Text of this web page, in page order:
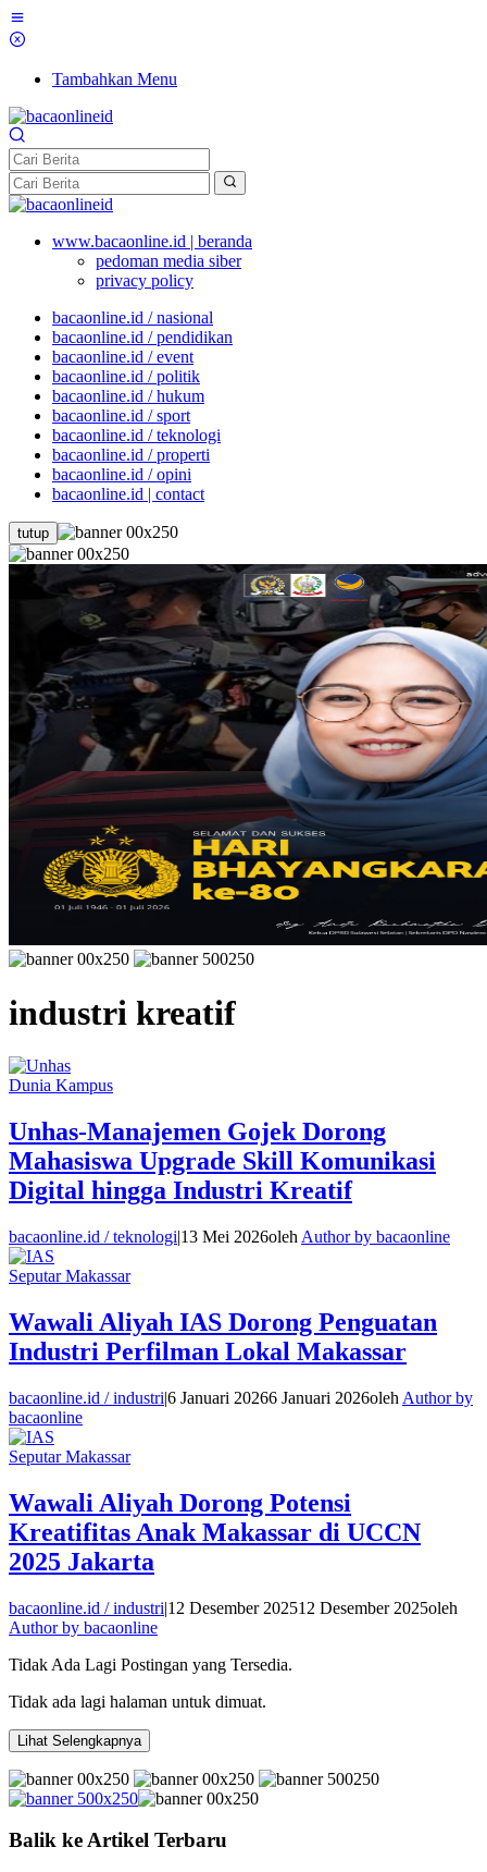
Tambahkan Menu
www.bacaonline.id | beranda
pedoman media siber
privacy policy
bacaonline.id / nasional
bacaonline.id / pendidikan
bacaonline.id / event
bacaonline.id / politik
bacaonline.id / hukum
bacaonline.id / sport
bacaonline.id / teknologi
bacaonline.id / properti
bacaonline.id / opini
bacaonline.id | contact
tutup
industri kreatif
Dunia Kampus
Unhas-Manajemen Gojek Dorong
Mahasiswa Upgrade Skill Komunikasi
Digital hingga Industri Kreatif
bacaonline.id / teknologi|13 Mei 2026oleh Author by bacaonline
Seputar Makassar
Wawali Aliyah IAS Dorong Penguatan
Industri Perfilman Lokal Makassar
bacaonline.id / industri|6 Januari 20266 Januari 2026oleh Author by
bacaonline
Seputar Makassar
Wawali Aliyah Dorong Potensi
Kreatifitas Anak Makassar di UCCN
2025 Jakarta
bacaonline.id / industri|12 Desember 202512 Desember 2025oleh
Author by bacaonline
Tidak Ada Lagi Postingan yang Tersedia.
Tidak ada lagi halaman untuk dimuat.
Lihat Selengkapnya
Balik ke Artikel Terbaru